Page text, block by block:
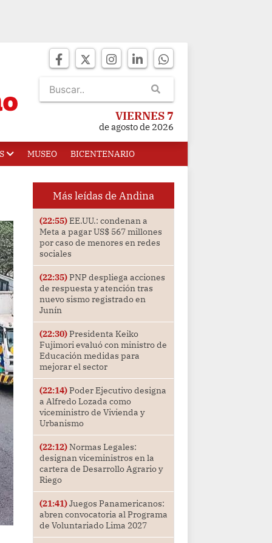
VIERNES 7
de agosto de 2026
MUSEO BICENTENARIO
Más leídas de Andina
(22:55)EE.UU.: condenan a
Meta a pagar US$ 567 millones
por caso de menores en redes
sociales
(22:35)PNP despliega acciones
de respuesta y atención tras
nuevo sismo registrado en
Junín
(22:30)Presidenta Keiko
Fujimori evaluó con ministro de
Educación medidas para
mejorar el sector
(22:14)Poder Ejecutivo designa
a Alfredo Lozada como
viceministro de Vivienda y
Urbanismo
(22:12)Normas Legales:
designan viceministros en la
cartera de Desarrollo Agrario y
Riego
(21:41)Juegos Panamericanos:
abren convocatoria al Programa
de Voluntariado Lima 2027